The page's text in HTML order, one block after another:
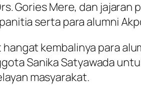
Gories Mere, dan
serta para alumni
kembalinya para
Sanika Satyawada
masyarakat.